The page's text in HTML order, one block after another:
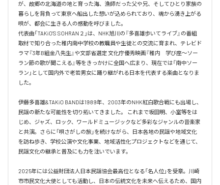
が、故郷の北海道の地と育った海、漁師だった父や兄、そしてひとり家族の
暮らしを背負って東京へ船出した想いが込められており、魂から湧き上がる
唄が、都会に生きる人の感動を呼びました。
代表曲「TAKiO'S SOHRAN２」は、NHK旭川の『多喜雄歩いてライブ』の番組
取材で知り合った稚内南中学校の教職員や生徒との交流に育まれ、テレビド
ラマ『3年B組金八先生』や文部省選定 文化庁優秀映画『稚内　学び座〜ソー
ラン節の歌が聞こえる』等をきっかけに全国へ広まり、現在では「南中ソー
ラン」として国内外で老若男女に踊り継がれる日本を代表する楽曲となりま
した。
伊藤多喜雄&TAKiO BANDは1989年、2003年のNHK紅白歌合戦にも出場し、
民謡の新たな可能性を切り拓いてきました。 これまで坂田明、小室等をは
じめ、ジャズ、ロック、ワールドミュージックなど多彩なジャンルの音楽家
と共演。さらに「唄さがしの旅」を続けながら、日本各地の民謡や地域文化
を訪ね歩き、学校公演や文化事業、地域活性化プロジェクトなどを通じて、
民謡文化の継承と普及にも力を注いでいます。
2025年には公益財団法人日本民謡協会最高位となる「名人位」を受章。川崎
市市民文化大使としても活動し、日本の伝統文化を未来へ伝えるため、国内